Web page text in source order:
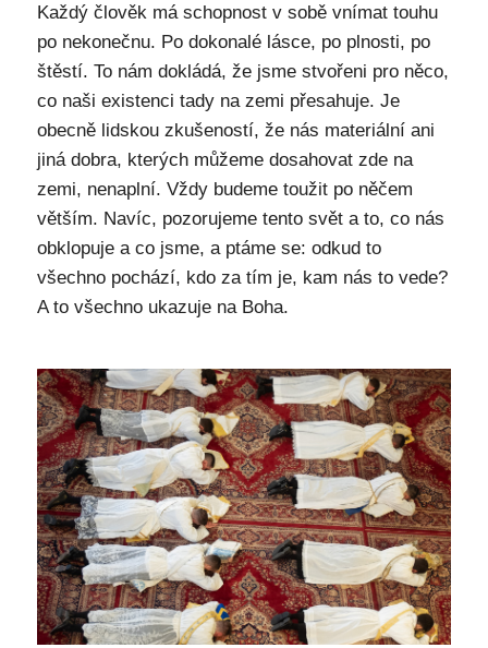
Každý člověk má schopnost v sobě vnímat touhu
po nekonečnu. Po dokonalé lásce, po plnosti, po
štěstí. To nám dokládá, že jsme stvořeni pro něco,
co naši existenci tady na zemi přesahuje. Je
obecně lidskou zkušeností, že nás materiální ani
jiná dobra, kterých můžeme dosahovat zde na
zemi, nenaplní. Vždy budeme toužit po něčem
větším. Navíc, pozorujeme tento svět a to, co nás
obklopuje a co jsme, a ptáme se: odkud to
všechno pochází, kdo za tím je, kam nás to vede?
A to všechno ukazuje na Boha.